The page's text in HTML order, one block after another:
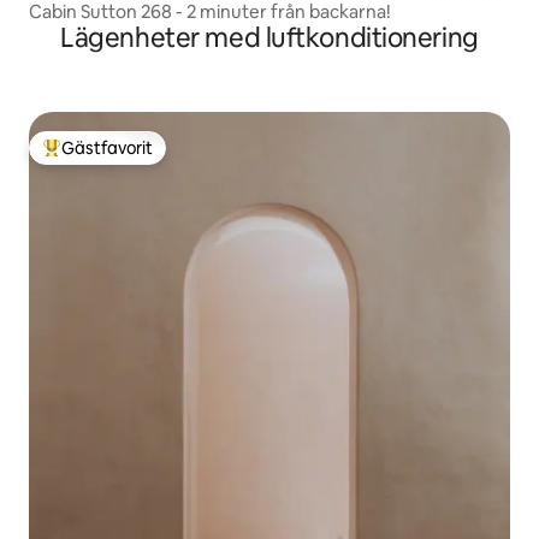
Cabin Sutton 268 - 2 minuter från backarna!
Lägenheter med luftkonditionering
Populär gästfavorit
Gästfavorit